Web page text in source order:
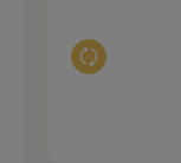
Auswahl